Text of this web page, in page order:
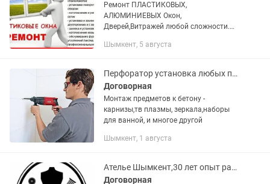
Ремонт ПЛАСТИКОВЫХ,
АЛЮМИНИЕВЫХ Окон,
Дверей,Витражей любой сложности.
москитных сеток, внутренних и
открывания (с простого). Замена...
Шымкент, 5 августа
Перфоратор установка любых предметов
Договорная
Монтаж предметов к бетону -
карнизы,тв плазмы, зеркала,наборы
для ванной, и многое другой
Шымкент, 1 августа
Ателье Шымкент,30 лет опыт работы,пошив любой сложности,Кожаная куртка
Договорная